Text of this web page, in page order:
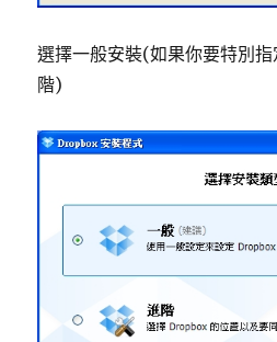
選擇一般安裝(如果你要特別
階)